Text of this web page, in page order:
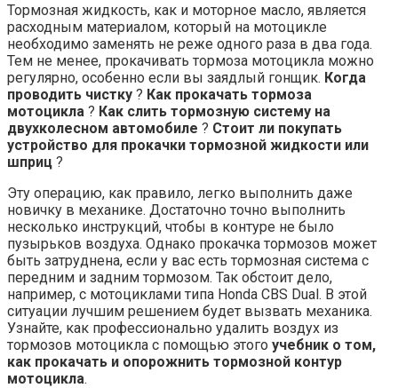
Тормозная жидкость, как и моторное масло, является
расходным материалом, который на мотоцикле
необходимо заменять не реже одного раза в два года.
Тем не менее, прокачивать тормоза мотоцикла можно
регулярно, особенно если вы заядлый гонщик. Когда
проводить чистку ? Как прокачать тормоза
мотоцикла ? Как слить тормозную систему на
двухколесном автомобиле ? Стоит ли покупать
устройство для прокачки тормозной жидкости или
шприц ?
Эту операцию, как правило, легко выполнить даже
новичку в механике. Достаточно точно выполнить
несколько инструкций, чтобы в контуре не было
пузырьков воздуха. Однако прокачка тормозов может
быть затруднена, если у вас есть тормозная система с
передним и задним тормозом. Так обстоит дело,
например, с мотоциклами типа Honda CBS Dual. В этой
ситуации лучшим решением будет вызвать механика.
Узнайте, как профессионально удалить воздух из
тормозов мотоцикла с помощью этого учебник о том,
как прокачать и опорожнить тормозной контур
мотоцикла.